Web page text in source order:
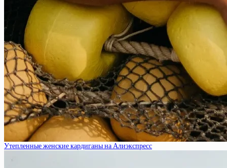
Утепленные женские кардиганы на Алиэкспресс